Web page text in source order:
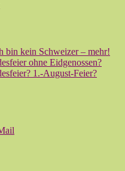
bin kein Schweizer – mehr!
ohne Eidgenossen?
1.-August-Feier?